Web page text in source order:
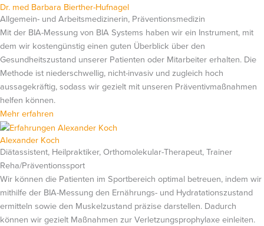
Dr. med Barbara Bierther-Hufnagel
Allgemein- und Arbeitsmedizinerin, Präventionsmedizin
Mit der BIA-Messung von BIA Systems haben wir ein Instrument, mit
dem wir kostengünstig einen guten Überblick über den
Gesundheitszustand unserer Patienten oder Mitarbeiter erhalten. Die
Methode ist niederschwellig, nicht-invasiv und zugleich hoch
aussagekräftig, sodass wir gezielt mit unseren Präventivmaßnahmen
helfen können.
Mehr erfahren
Alexander Koch
Diätassistent, Heilpraktiker, Orthomolekular-Therapeut, Trainer
Reha/Präventionssport
Wir können die Patienten im Sportbereich optimal betreuen, indem wir
mithilfe der BIA-Messung den Ernährungs- und Hydratationszustand
ermitteln sowie den Muskelzustand präzise darstellen. Dadurch
können wir gezielt Maßnahmen zur Verletzungsprophylaxe einleiten.